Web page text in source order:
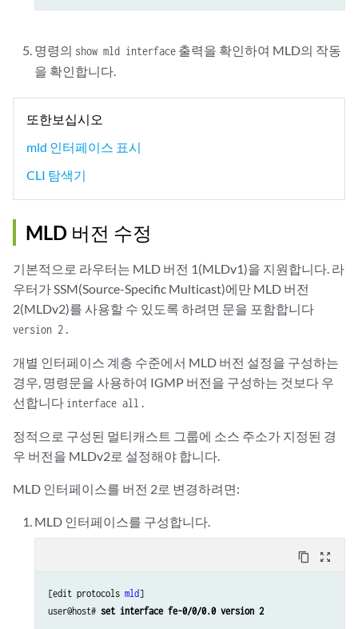
명령의 show mld interface 출력을 확인하여 MLD의 작동
을 확인합니다.
또한보십시오
mld 인터페이스 표시
CLI 탐색기
MLD 버전 수정
기본적으로 라우터는 MLD 버전 1(MLDv1)을 지원합니다. 라
우터가 SSM(Source-Specific Multicast)에만 MLD 버전
2(MLDv2)를 사용할 수 있도록 하려면 문을 포함합니다
version 2
개별 인터페이스 계층 수준에서 MLD 버전 설정을 구성하는
경우, 명령문을 사용하여 IGMP 버전을 구성하는 것보다 우
선합니다 interface all
정적으로 구성된 멀티캐스트 그룹에 소스 주소가 지정된 경
우 버전을 MLDv2로 설정해야 합니다.
MLD 인터페이스를 버전 2로 변경하려면:
MLD 인터페이스를 구성합니다.
content_copy zoom_out_map
[edit protocols mld]
user@host# set interface fe-0/0/0.0 version 2